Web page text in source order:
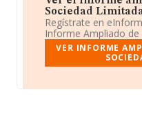
Sociedad
Regístrate en
Informe Ampliado de
VER INFORME